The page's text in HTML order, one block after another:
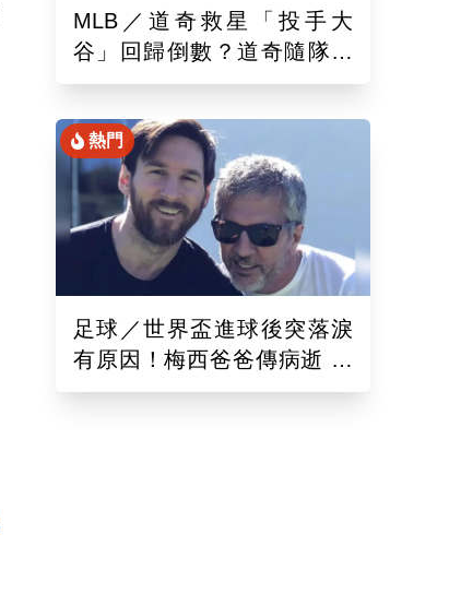
MLB／道奇救星「投手大
谷」回歸倒數？道奇隨隊記
者樂觀曝「最新進展」
熱門
足球／世界盃進球後突落淚
有原因！梅西爸爸傳病逝 為
人低調曾是「王牌經紀人」